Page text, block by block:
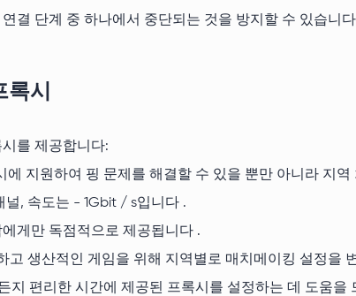
결 단계 중 하나에서 중단되는 것을 방지할 수 있습니
시
를 제공합니다:
에 지원하여 핑 문제를 해결할 수 있을 뿐만 아니라 지
널, 속도는 - 1Gbit / s입니다 .
게만 독점적으로 제공됩니다 .
생산적인 게임을 위해 지역별로 매치메이킹 설정을
편리한 시간에 제공된 프록시를 설정하는 데 도움을